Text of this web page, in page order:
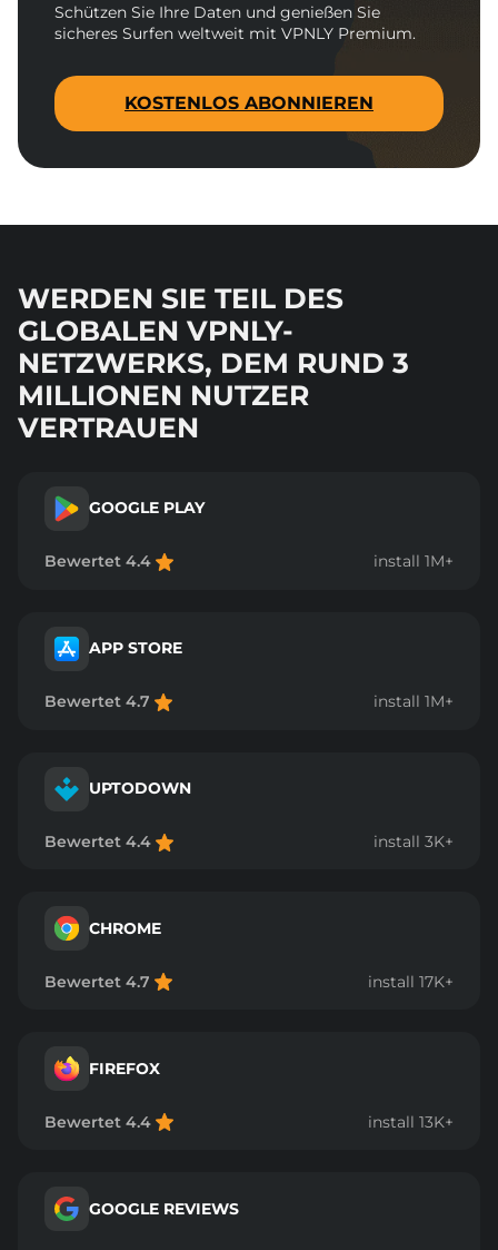
Schützen Sie Ihre Daten und genießen Sie
sicheres Surfen weltweit mit VPNLY Premium.
KOSTENLOS ABONNIEREN
WERDEN SIE TEIL DES
GLOBALEN VPNLY-
NETZWERKS, DEM RUND 3
MILLIONEN NUTZER
VERTRAUEN
GOOGLE PLAY
Bewertet 4.4 install 1M+
APP STORE
Bewertet 4.7 install 1M+
UPTODOWN
Bewertet 4.4 install 3K+
CHROME
Bewertet 4.7 install 17K+
FIREFOX
Bewertet 4.4 install 13K+
GOOGLE REVIEWS